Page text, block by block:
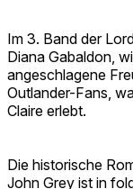
Im 3. Band der
Diana Gabaldon,
angeschlagene
Outlander-Fans,
Claire erlebt.
Die historische
John Grey ist in